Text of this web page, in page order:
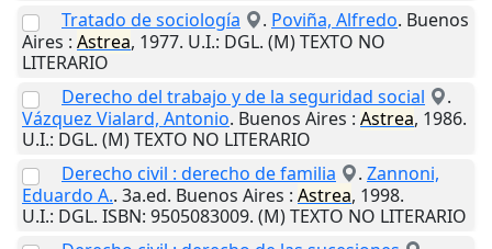
Tratado de sociología
. Poviña, Alfredo. Buenos
Aires : Astrea, 1977. U.I.: DGL. (M) TEXTO NO
LITERARIO
Derecho del trabajo y de la seguridad social
.
Vázquez Vialard, Antonio. Buenos Aires : Astrea, 1986.
U.I.: DGL. (M) TEXTO NO LITERARIO
Derecho civil : derecho de familia
. Zannoni,
Eduardo A.. 3a.ed. Buenos Aires : Astrea, 1998.
U.I.: DGL. ISBN: 9505083009. (M) TEXTO NO LITERARIO